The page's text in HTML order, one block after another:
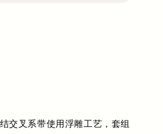
交叉系带使用浮雕工艺，套组